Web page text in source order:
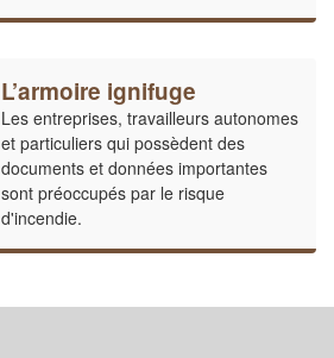
L’armoire ignifuge
Les entreprises, travailleurs autonomes
et particuliers qui possèdent des
documents et données importantes
sont préoccupés par le risque
d'incendie.